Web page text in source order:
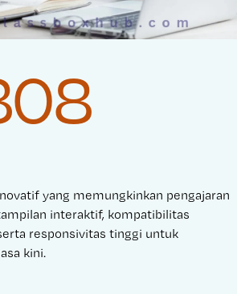
yang memungkinkan pengajaran
interaktif, kompatibilitas
responsivitas tinggi untuk
kini.